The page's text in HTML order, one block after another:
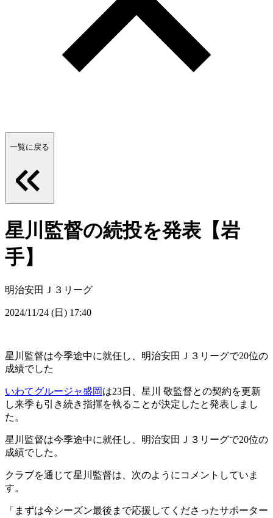
一覧に戻る
星川監督の続投を発表【岩
手】
明治安田Ｊ３リーグ
2024/11/24 (日) 17:40
星川監督は今季途中に就任し、明治安田Ｊ３リーグで20位の
成績でした
いわてグルージャ盛岡は23日、星川 敬監督との契約を更新
し来季も引き続き指揮を執ることが決定したと発表しまし
た。
星川監督は今季途中に就任し、明治安田Ｊ３リーグで20位の
成績でした。
クラブを通じて星川監督は、次のようにコメントしていま
す。
「まずは今シーズン最後まで応援してくださったサポーター